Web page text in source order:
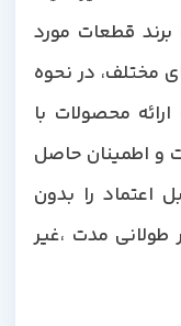
قطعات مورد
در نحوه
محصولات با
حاصل
را بدون
مدت ،غیر